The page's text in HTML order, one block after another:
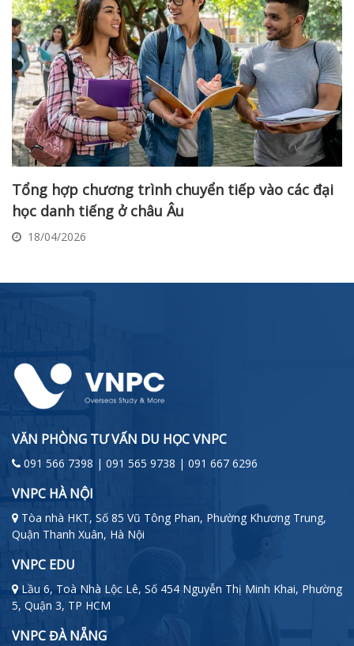
Tổng hợp chương trình chuyển tiếp vào các đại
học danh tiếng ở châu Âu
18/04/2026
VĂN PHÒNG TƯ VẤN DU HỌC VNPC
091 566 7398 | 091 565 9738 | 091 667 6296
VNPC HÀ NỘI
Tòa nhà HKT, Số 85 Vũ Tông Phan, Phường Khương Trung,
Quận Thanh Xuân, Hà Nội
VNPC EDU
Lầu 6, Toà Nhà Lộc Lê, Số 454 Nguyễn Thị Minh Khai, Phường
5, Quận 3, TP HCM
VNPC ĐÀ NẴNG